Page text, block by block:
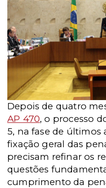
Depois de quatro
AP 470, o processo
5, na fase de últimos
fixação geral das
precisam refinar os
questões
cumprimento da